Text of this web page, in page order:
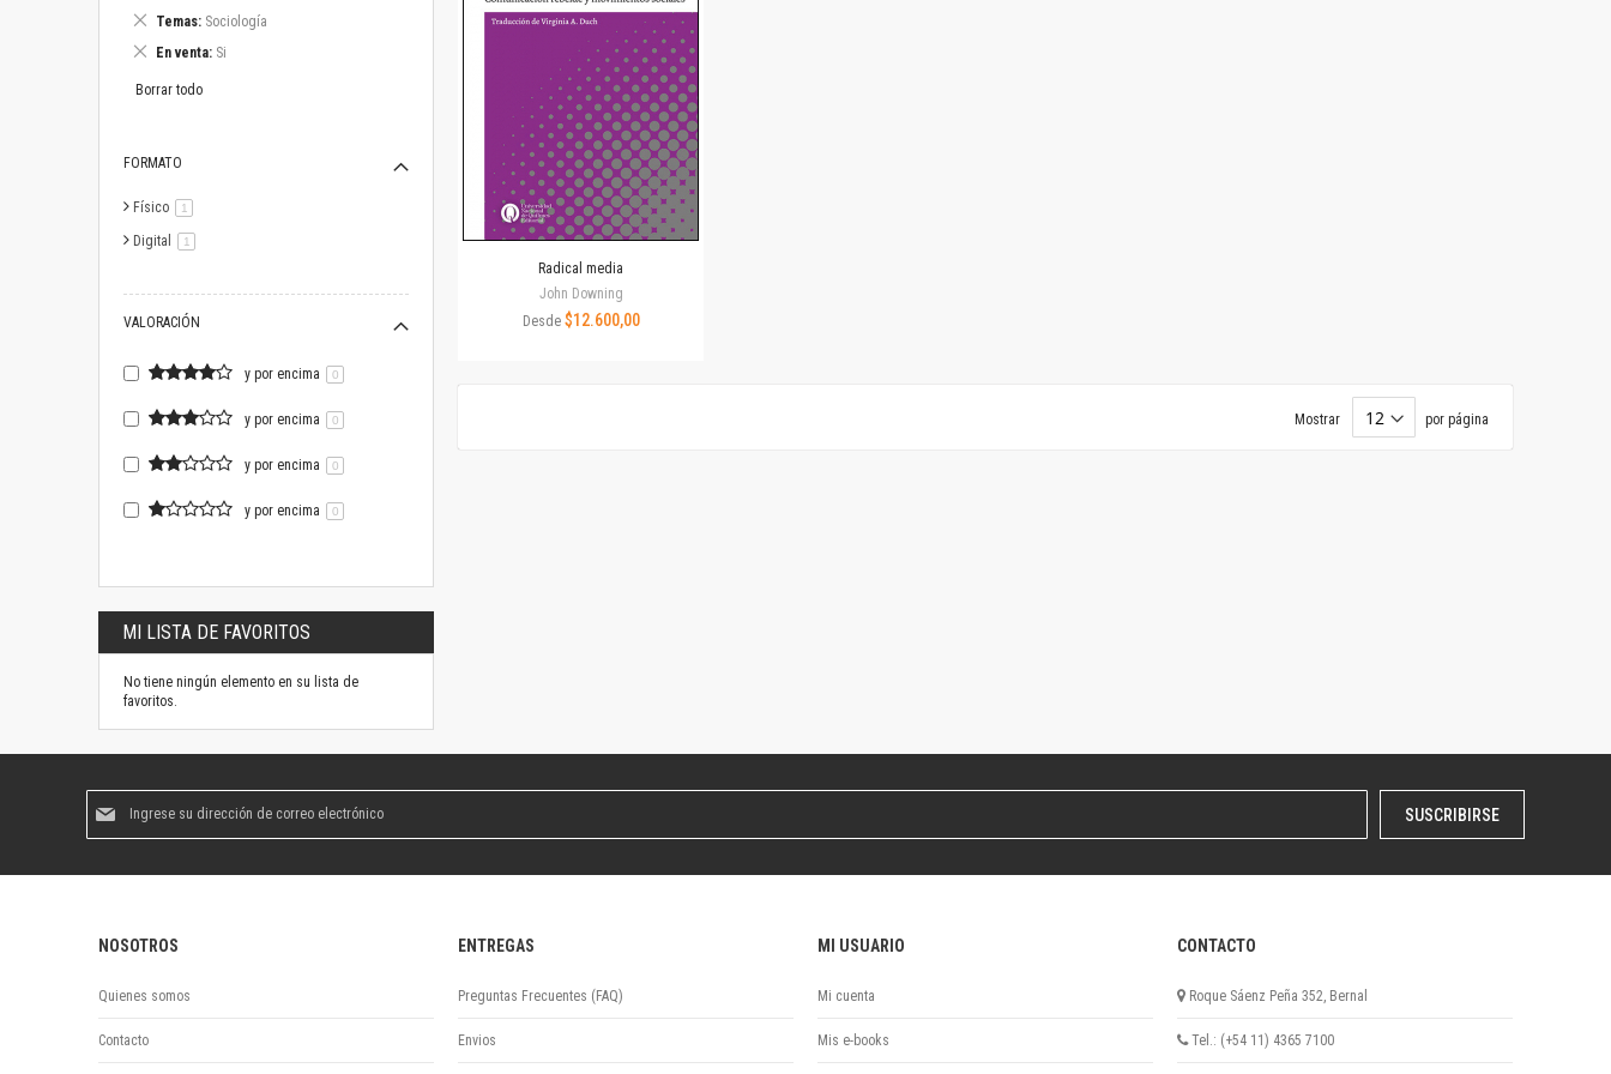
Revista de Ciencias Sociales. Segunda época
Fondo editorial
Biomedicina
Coediciones
Jornadas académicas
La ideología argentina
Libros de arte
Otros títulos
Intersecciones
Series
Investigación
Encuentros
Cursos
Radical media
John Downing
Desde $12.600,00
Mostrar por página
artículo
Temas Sociología
Eliminar
artículo
En venta Si
Eliminar
artículo
Borrar todo
FORMATO
Físico 1
Digital 1
VALORACIÓN
y por encima 0
y por encima 0
y por encima 0
y por encima 0
MI LISTA DE FAVORITOS
No tiene ningún elemento en su lista de
favoritos.
boletín
SUSCRIBIRSE
NOSOTROS
Quienes somos
Contacto
ENTREGAS
Preguntas Frecuentes (FAQ)
Envios
MI USUARIO
Mi cuenta
Mis e-books
CONTACTO
Roque Sáenz Peña 352, Bernal
Tel.: (+54 11) 4365 7100